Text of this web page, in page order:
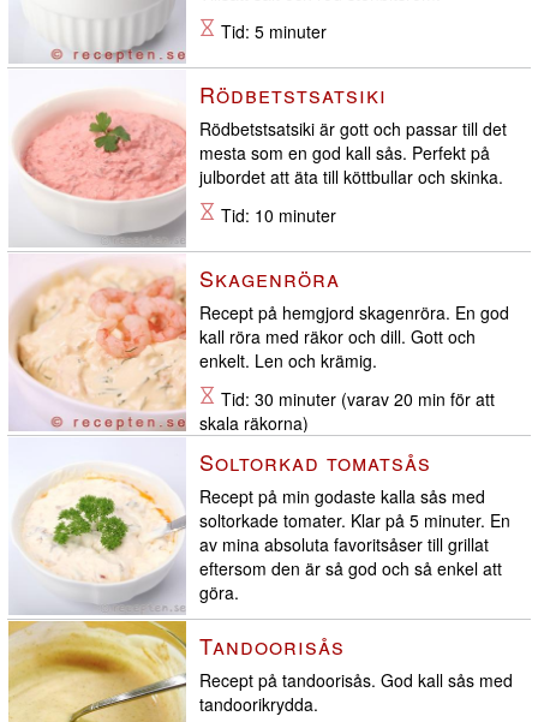
Tid: 5 minuter
Rödbetstsatsiki
Rödbetstsatsiki är gott och passar till det
mesta som en god kall sås. Perfekt på
julbordet att äta till köttbullar och skinka.
Tid: 10 minuter
Skagenröra
Recept på hemgjord skagenröra. En god
kall röra med räkor och dill. Gott och
enkelt. Len och krämig.
Tid: 30 minuter (varav 20 min för att
skala räkorna)
Soltorkad tomatsås
Recept på min godaste kalla sås med
soltorkade tomater. Klar på 5 minuter. En
av mina absoluta favoritsåser till grillat
eftersom den är så god och så enkel att
göra.
Tandoorisås
Recept på tandoorisås. God kall sås med
tandoorikrydda.